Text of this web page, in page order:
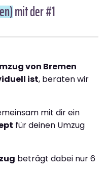
mit der #1
von Bremen
ist, beraten wir
mit dir ein
für deinen Umzug
beträgt dabei nur 6